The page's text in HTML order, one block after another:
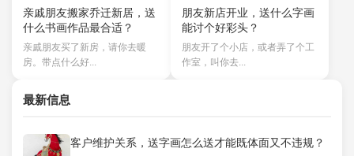
亲戚朋友搬家乔迁新居，送
什么书画作品最合适？
亲戚朋友买了新房，请你去暖
房。带点什么好...
朋友新店开业，送什么字画
能讨个好彩头？
朋友开了个小店，或者弄了个工
作室，叫你去...
最新信息
客户维护关系，送字画怎么送才能既体面又不违规？